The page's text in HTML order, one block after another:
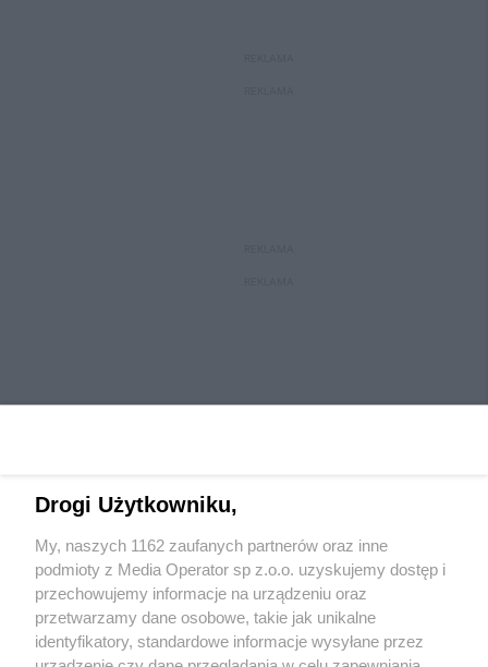
Wydawca mediówlokalnych
Drogi Użytkowniku,
My, naszych 1162 zaufanych partnerów oraz inne
podmioty z Media Operator sp z.o.o. uzyskujemy dostęp i
przechowujemy informacje na urządzeniu oraz
przetwarzamy dane osobowe, takie jak unikalne
identyfikatory, standardowe informacje wysyłane przez